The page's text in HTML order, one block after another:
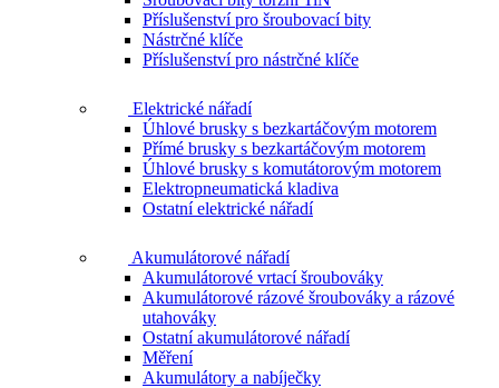
Příslušenství pro šroubovací bity
Nástrčné klíče
Příslušenství pro nástrčné klíče
Elektrické nářadí
Úhlové brusky s bezkartáčovým motorem
Přímé brusky s bezkartáčovým motorem
Úhlové brusky s komutátorovým motorem
Elektropneumatická kladiva
Ostatní elektrické nářadí
Akumulátorové nářadí
Akumulátorové vrtací šroubováky
Akumulátorové rázové šroubováky a rázové
utahováky
Ostatní akumulátorové nářadí
Měření
Akumulátory a nabíječky